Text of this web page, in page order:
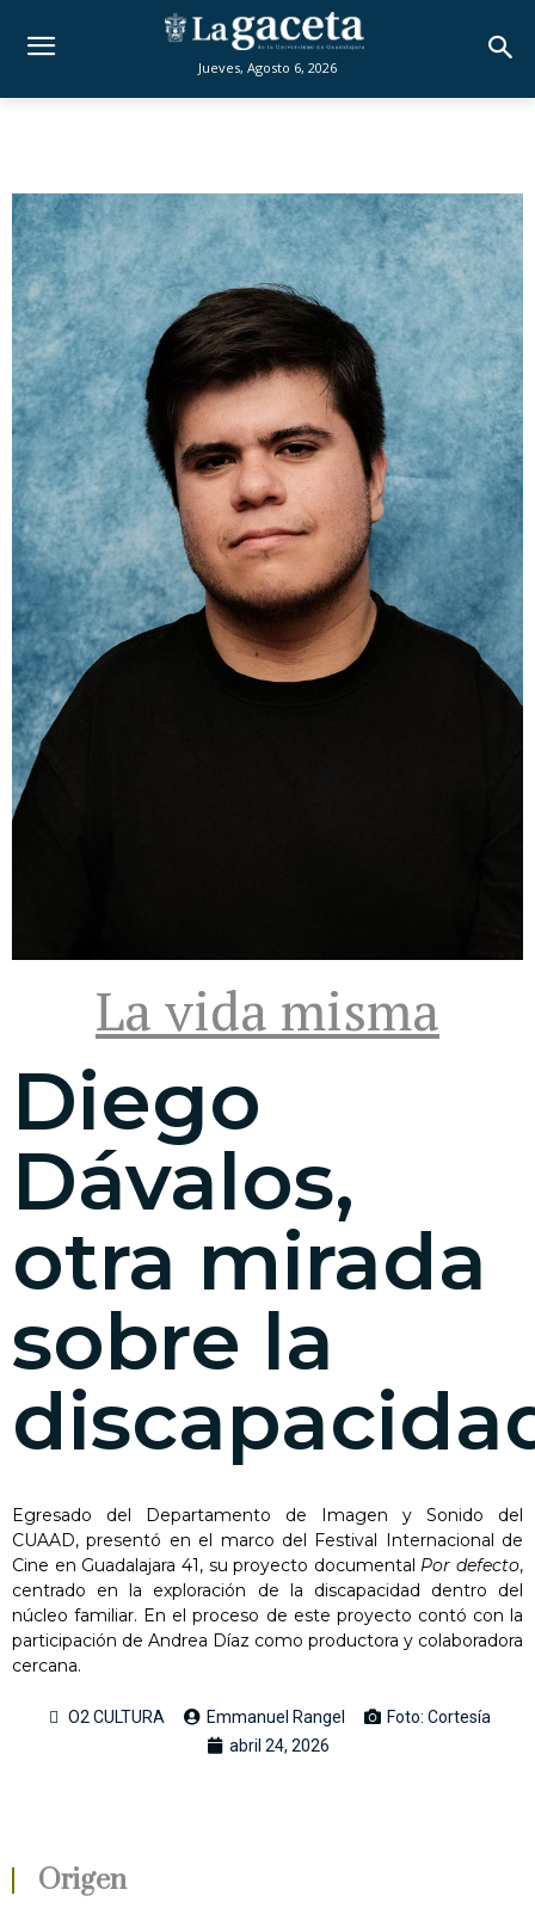
Jueves, Agosto 6, 2026
La vida misma
Diego
Dávalos,
otra mirada
sobre la
Egresado del Departamento de Imagen y Sonido del
CUAAD, presentó en el marco del Festival Internacional de
Cine en Guadalajara 41, su proyecto documental Por defecto,
centrado en la exploración de la discapacidad dentro del
núcleo familiar. En el proceso de este proyecto contó con la
participación de Andrea Díaz como productora y colaboradora
cercana.
O2 CULTURA Emmanuel Rangel
Foto: Cortesía
abril 24, 2026
Origen